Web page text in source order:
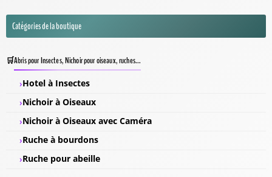
Catégories de la boutique
Abris pour Insectes, Nichoir pour oiseaux, ruches...
Hotel à Insectes
Nichoir à Oiseaux
Nichoir à Oiseaux avec Caméra
Ruche à bourdons
Ruche pour abeille